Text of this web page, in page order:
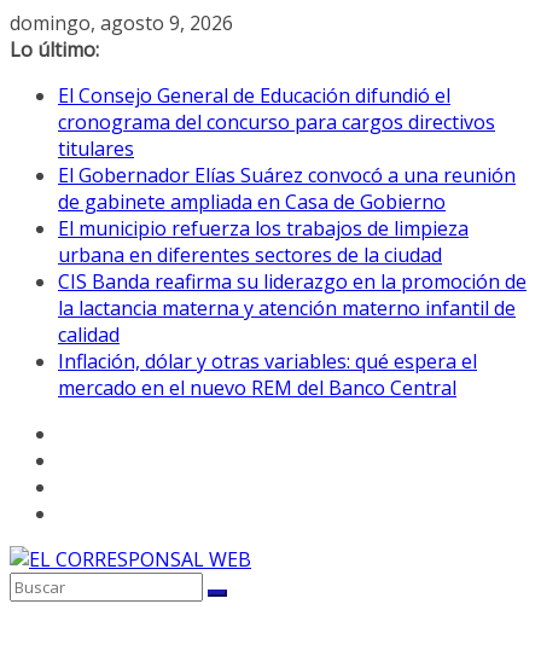
Saltar
al
domingo, agosto 9, 2026
Lo último:
El Consejo General de Educación difundió el
cronograma del concurso para cargos directivos
titulares
El Gobernador Elías Suárez convocó a una reunión
de gabinete ampliada en Casa de Gobierno
El municipio refuerza los trabajos de limpieza
urbana en diferentes sectores de la ciudad
CIS Banda reafirma su liderazgo en la promoción de
la lactancia materna y atención materno infantil de
calidad
Inflación, dólar y otras variables: qué espera el
mercado en el nuevo REM del Banco Central